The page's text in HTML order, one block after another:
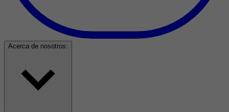
Acerca de nosotros: